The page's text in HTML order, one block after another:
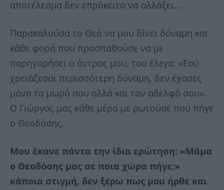
αποτέλεσμα δεν επρόκειτο να αλλάξει…
Παρακαλούσα το Θεό να μου δίνει δύναμη και
κάθε φορά που προσπαθούσε να με
παρηγορήσει ο άντρας μου, του έλεγα: «Εσύ
χρειάζεσαι περισσότερη δύναμη, δεν έχασες
μόνο το μωρό σου αλλά και τον αδελφό σου».
Ο Γιώργος μας κάθε μέρα με ρωτούσε που πήγε
ο Θεοδόσης.
Μου έκανε πάντα την ίδια ερώτηση: «Μάμα
ο Θεοδόσης μας σε ποια χώρα πήγε;»
κάποια στιγμή, δεν ξέρω πως μου ήρθε και